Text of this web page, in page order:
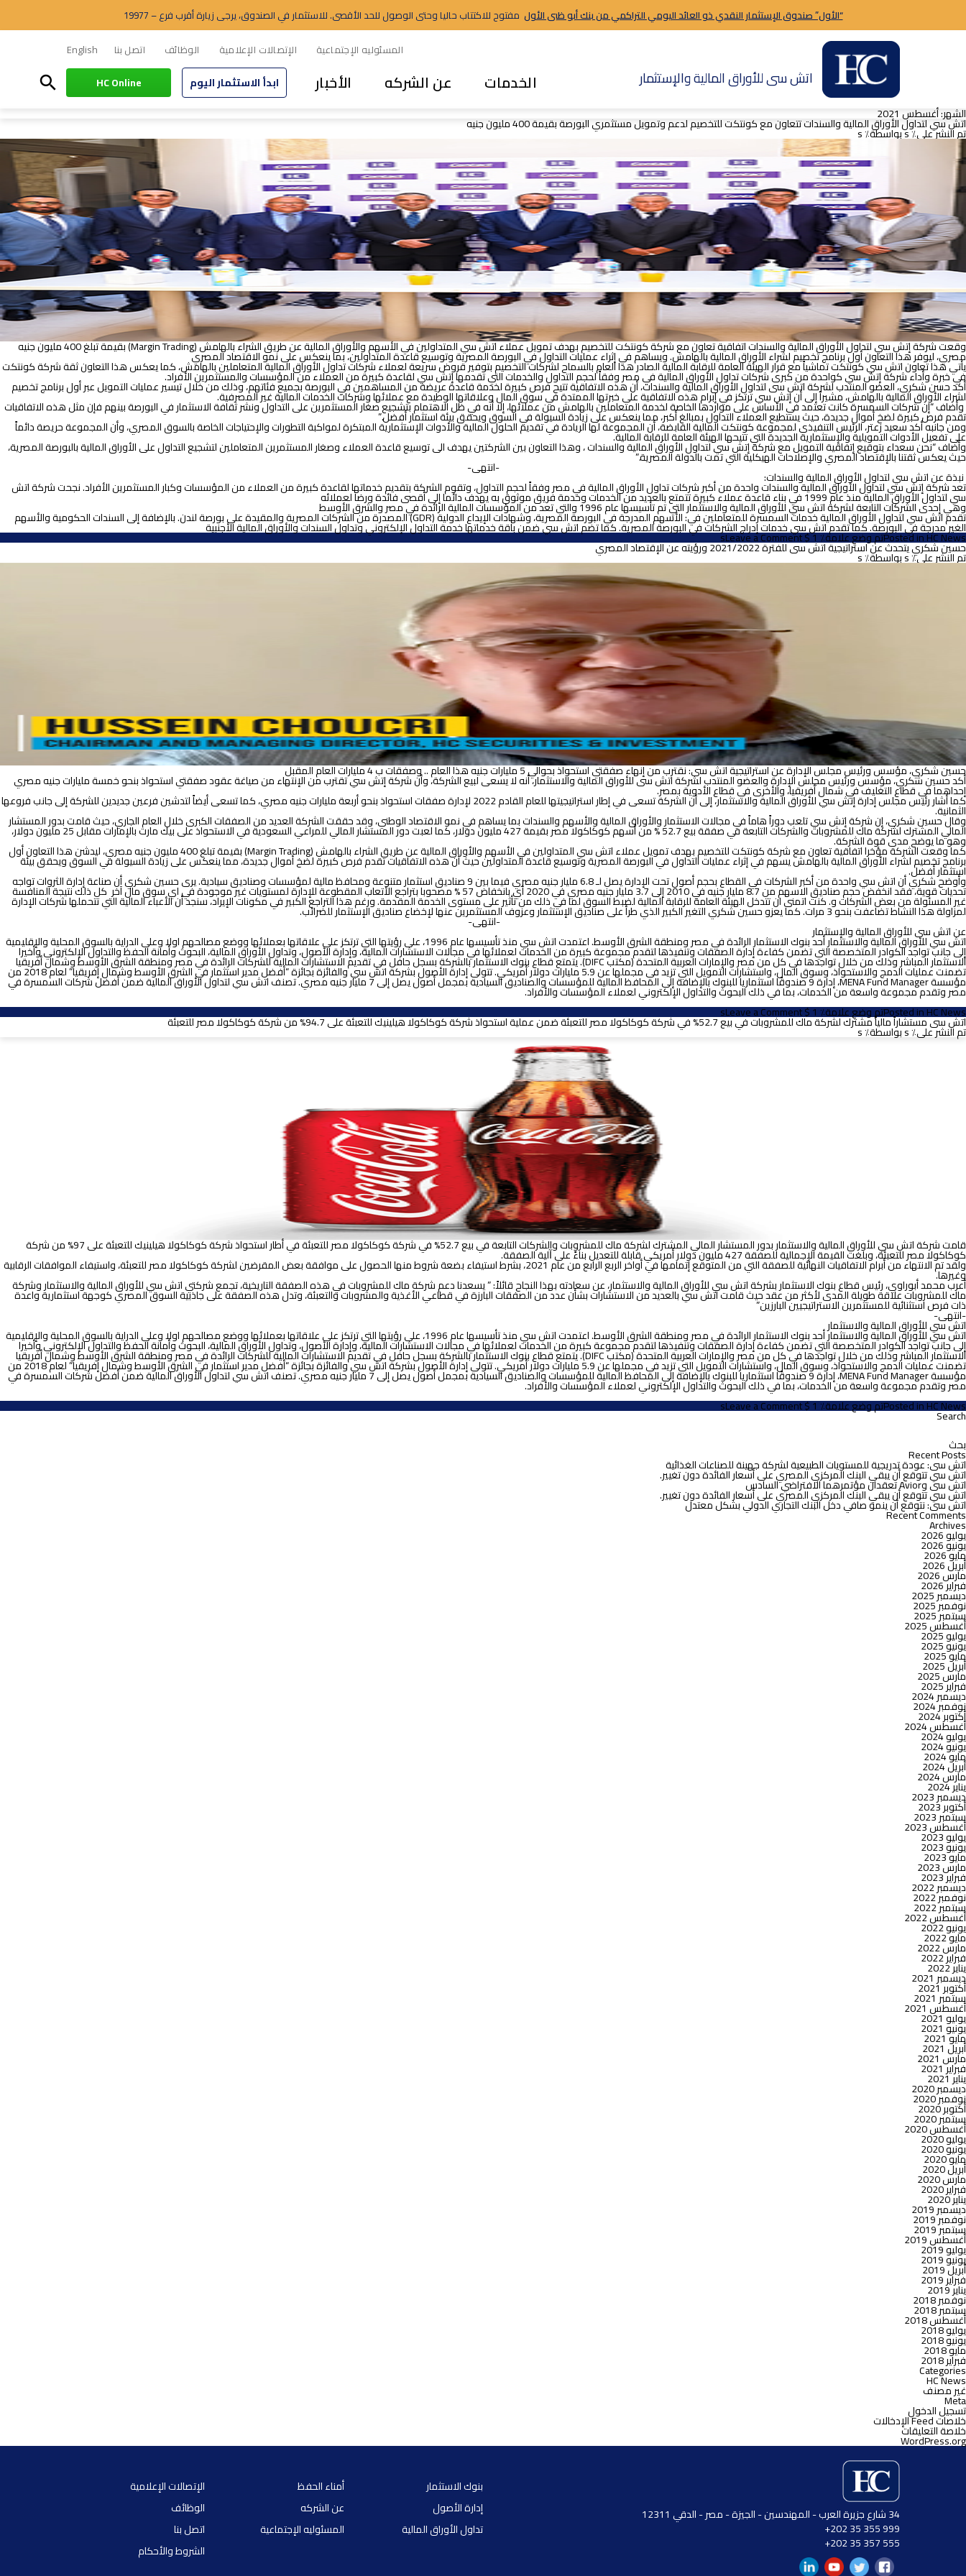
“الأول” صندوق الإستثمار النقدي ذو العائد اليومي التراكمي من بنك أبو ظبى الأول مفتوح للاكتتاب حاليا وحتى الوصول للحد الأقصى. للاستثمار في الصندوق، يرجى زيارة أقرب فرع – 19977
اتش سى للأوراق المالية والإستثمار
المسئوليه الإجتماعية الإتصالات الإعلامية الوظائف اتصل بنا English
الخدمات عن الشركه الأخبار ابدأ الاستثمار اليوم HC Online
search
الشهر:أغسطس 2021
اتش سي لتداول الأوراق المالية والسندات تتعاون مع كونتكت للتخصيم لدعم وتمويل مستثمري البورصة بقيمة 400 مليون جنيه
تم النشر على٪ s بواسطة٪ s
وقعت شركة إتش سي لتداول الأوراق المالية والسندات اتفاقية تعاون مع شركة كونتكت للتخصيم بهدف تمويل عملاء اتش سي المتداولين في الأسهم والأوراق المالية عن طريق الشراء بالهامش (Margin Trading) بقيمة تبلغ 400 مليون جنيه
مصري، ليوفر هذا التعاون أول برنامج تخصيم لشراء الأوراق المالية بالهامش. ويساهم في إثراء عمليات التداول في البورصة المصرية وتوسيع قاعدة المتداولين، بما ينعكس على نمو الاقتصاد المصري
يأتي هذا تعاون اتش سي كونتكت تماشياً مع قرار الهيئة العامة للرقابة المالية الصادر هذا العام بالسماح لشركات التخصيم بتوفير قروض سريعة لعملاء شركات تداول الأوراق المالية المتعاملين بالهامش، كما يعكس هذا التعاون ثقة شركة كونتكت
في خبرة وأداء شركة إتش سي كواحدة من كبرى شركات تداول الأوراق المالية في مصر وفقاً لحجم التداول والخدمات التي تقدمها إتش سي لقاعدة كبيرة من العملاء من المؤسسات والمستثمرين الأفراد.
أكد حسن شكري، العضو المنتدب لشركة اتش سى لتداول الأوراق المالية والسندات، أن هذه الاتفاقية تتيح فرص كبيرة لخدمة قاعدة عريضة من المساهمين في البورصة بجميع فئاتهم، وذلك من خلال تيسير عمليات التمويل عبر أول برنامج تخصيم
لشراء الأوراق المالية بالهامش، مشيراً إلى أن إتش سي ترتكز في إبرام هذه الاتفاقية على خبرتها الممتدة في سوق المال وعلاقاتها الوطيدة مع عملائها وشركات الخدمات المالية غير المصرفية.
وأضاف “إن شركات السمسرة كانت تعتمد في الأساس على مواردها الخاصة لخدمة المتعاملين بالهامش من عملائها، إلا أنه في ظل الاهتمام بتشجيع صغار المستثمرين على التداول ونشر ثقافة الاستثمار في البورصة بينهم فإن مثل هذه الاتفاقيات
تقدم فرص كبيرة لضخ أموال جديدة، حيث يستطيع العملاء التداول بمبالغ أكبر، مما ينعكس على زيادة السيولة في السوق ويحقق بيئة استثمار أفضل.”
ومن جانبه أكد سعيد زعتر، الرئيس التنفيذي لمجموعة كونتكت المالية القابضة، أن المجموعة لها الريادة في تقديم الحلول المالية والأدوات الإستثمارية المبتكرة لمواكبة التطورات والإحتياجات الخاصة بالسوق المصري، وأن المجموعة حريصة دائماً
على تفعيل الأدوات التمويلية والإستثمارية الجديدة التي تتيحها الهيئة العامة للرقابة المالية.
وأضاف “نحن سعداء بتوقيع إتفاقية التمويل مع شركة إتش سي لتداول الأوراق المالية والسندات ، وهذا التعاون بين الشركتين يهدف الى توسيع قاعدة العملاء وصغار المستثمرين المتعاملين لتشجيع التداول على الأوراق المالية بالبورصة المصرية،
حيث يعكس ثقتنا بالإقتصاد المصري والإصلاحات الهيكلية التي تمت بالدولة المصرية.”
-انتهى-
نبذة عن اتش سي لتداول الأوراق الماليةوالسندات:
تعد شركة إتش سي لتداول الأوراق المالية والسندات واحدة من أكبر شركات تداول الأوراق المالية في مصر وفقاً لحجم التداول، وتقوم الشركة بتقديم خدماتها لقاعدة كبيرة من العملاء من المؤسسات وكبار المستثمرين الأفراد. نجحت شركة اتش
سي لتداول الأوراق المالية منذ عام 1999 في بناء قاعدة عملاء كبيرة تتمتع بالعديد من الخدمات وخدمة فريق موثوق به يهدف دائما إلى أقصى فائدة ورضا لعملائه
وهي إحدى الشركات التابعة لشركة اتش سي للأوراق المالية والاستثمار التي تم تأسيسها عام 1996 والتي تعد من المؤسسات المالية الرائدة في مصر والشرق الأوسط
تقدم اتش سي لتداول الأوراق المالية خدمات السمسرة للمتعاملين في: الأسهم المدرجة في البورصة المصرية، وشهادات الإيداع الدولية (GDR) المصدرة من الشركات المصرية والمقيدة على بورصة لندن. بالإضافة إلى السندات الحكومية والأسهم
الغير مدرجة في البورصة. كما تقدم اتش سي خدمات إدراج الشركات في البورصة المصرية. كما تضم اتش سي ضمن باقة خدماتها خدمة التداول الإلكتروني وتداول السندات والأوراق المالية الأجنبية
Posted inHC News تم وضع علامة٪ 1 $ s Leave a Comment
on
اتش
سي
لتداول
المالية
والسندات
مع
كونتكت
للتخصيم
لدعم
وتمويل
مستثمري
البورصة
بقيمة
400
جنيه
حسين شكري يتحدث عن استراتيجية اتش سى للفترة 2021/2022 ورؤيته عن الإقتصاد المصري
تم النشر على٪ s بواسطة٪ s
حسين شكري، مؤسس ورئيس مجلس الإدارة عن استراتيجية اتش سى: نقترب من إنهاء صفقتي استحواذ بحوالي 5 مليارات جنيه هذا العام .. وصفقات ب 4 مليارات العام المقبل
أكد حسين شكري، مؤسس ورئيس مجلس الإدارة والعضو المنتدب لشركة اتش سى للأوراق المالية والاستثمار، أنه لا يسعى لبيع الشركة، وأن شركة إتش سي تقترب من الإنتهاء من صياغة عقود صفقتي استحواذ بنحو خمسة مليارات جنيه مصري
إحداهما في قطاع التغليف في شمال أفريقيا، والأخرى في قطاع الأدوية بمصر.
كما أشار رئيس مجلس إدارة إتش سي للأوراق المالية والاستثمار، إلى أن الشركة تسعى في إطار استراتيجيتها للعام القادم 2022 لإدارة صفقات استحواذ بنحو أربعة مليارات جنيه مصري، كما تسعى أيضاً لتدشين فرعين جديدين للشركة إلى جانب فروعها
الثمانية.
وقال حسين شكري، إن شركة إتش سي تلعب دوراً هاماً في مجالات الاستثمار والأوراق المالية والأسهم والسندات بما يساهم في نمو الاقتصاد الوطني، وقد حققت الشركة العديد من الصفقات الكبرى خلال العام الجاري، حيث قامت بدور المستشار
المالي المشترك لشركة ماك للمشروبات والشركات التابعة في صفقة بيع 52.7 % من أسهم كوكاكولا مصر بقيمة 427 مليون دولار، كما لعبت دور المستشار المالي للمراعي السعودية في الاستحواذ على بيك مارت بالإمارات مقابل 25 مليون دولار،
وهو ما يوضح مدى قوة الشركة.
كما وقعت الشركة مؤخرا اتفاقية تعاون مع شركة كونتكت للتخصيم بهدف تمويل عملاء اتش سي المتداولين في الأسهم والأوراق المالية عن طريق الشراء بالهامش (Margin Trading) بقيمة تبلغ 400 مليون جنيه مصري، ليدشن هذا التعاون أول
برنامج تخصيم لشراء الأوراق المالية بالهامش يسهم في إثراء عمليات التداول في البورصة المصرية وتوسيع قاعدة المتداولين حيث أن هذه الاتفاقيات تقدم فرص كبيرة لضخ أموال جديدة، مما ينعكس على زيادة السيولة في السوق ويحقق بيئة
استثمار أفضل.
وأوضح شكري أن اتش سي واحدة من أكبر الشركات في القطاع بحجم أصول تحت الإدارة يصل لـ 6.8 مليار جنيه مصري فيما بين 9 صناديق استثمار متنوعة ومحافظ مالية لمؤسسات وصناديق سيادية. يرى حسين شكري أن صناعة إدارة الثروات تواجه
تحديات قوية، فقد انخفض حجم صناديق الاسهم من 8.7 مليار جنيه في 2010 إلى 3.7 مليار جنيه مصري في 2020 أي بانخفاض 57 % مصحوبا بتراجع الأتعاب المقطوعة للإدارة لمستويات غير موجودة في اي سوق مال آخر كل ذلك نتيجة المنافسة
غير المسئولة من بعض الشركات و. كنت اتمنى ان تتدخل الهيئة العامة للرقابة المالية لضبط السوق لما في ذلك من تأثير على مستوى الخدمة المقدمة. ورغم هذا التراجع الكبير في مكونات الإيراد، سنجد أن الأعباء المالية التي تتحملها شركات الإدارة
لمزاولة هذا النشاط تضاعفت بنحو 3 مرات. كما يعزو حسين شكري التغير الكبير الذي طرأ على صناديق الإستثمار وعزوف المستثمرين عنها لإخضاع صناديق الإستثمار للضرائب.
-انتهى-
عن اتش سى للأوراق المالية والإستثمار
اتش سي للأوراق المالية والاستثمار أحد بنوك الاستثمار الرائدة في مصر ومنطقة الشرق الأوسط. اعتمدت اتش سي منذ تأسيسها عام 1996، على رؤيتها التي ترتكز على علاقاتها بعملائها ووضع مصالحهم اولا وعلى الدراية بالسوق المحلية والإقليمية
إلى جانب تواجد الكوادر المتخصصة التي تضمن كفاءة إدارة الصفقات وتنفيذها لتقدم مجموعة كبيرة من الخدمات لعملائها في مجالات الاستشارات المالية، وإدارة الأصول، وتداول الأوراق المالية، البحوث وأمانة الحفظ والتداول الإلكتروني وأخيرا
الاستثمار المباشر وذلك من خلال تواجدها في كل من مصر والإمارات العربية المتحدة (مكتب DIFC). يتمتع قطاع بنوك الاستثمار بالشركة بسجل حافل في تقديم الاستشارات المالية للشركات الرائدة في مصر ومنطقة الشرق الأوسط وشمال أفريقيا
تضمنت عمليات الدمج والاستحواذ، وسوق المال، واستشارات التمويل التي تزيد في مجملها عن 5.9 مليارات دولار أمريكي. تتولى إدارة الأصول بشركة اتش سي والفائزة بجائزة “أفضل مدير استثمار في الشرق الأوسط وشمال إفريقيا” لعام 2018 من
مؤسسة MENA Fund Manager، إدارة 9 صندوقًا استثماريا للبنوك بالإضافة إلى المحافظ المالية للمؤسسات والصناديق السيادية بمجمل أصول يصل إلى 7 مليار جنيه مصري. تصنف اتش سي لتداول الأوراق المالية ضمن أفضل شركات السمسرة في
مصر وتقدم مجموعة واسعة من الخدمات، بما في ذلك البحوث والتداول الإلكتروني لعملاء المؤسسات والأفراد.
Posted inHC News تم وضع علامة٪ 1 $ s Leave a Comment
on
حسين
شكرياتش سى مستشاراً مالياً مشترك لشركة ماك للمشروبات في بيع 52.7% في شركة كوكاكولا مصر للتعبئة ضمن عملية استحواذ شركة كوكاكولا هيلينيك للتعبئة على 94.7% من شركة كوكاكولا مصر للتعبئة
تم النشر على٪ s بواسطة٪ s
قامت شركة اتش سي للأوراق المالية والاستثمار بدور المستشار المالي المشترك لشركة ماك للمشروبات والشركات التابعة في بيع 52.7% في شركة كوكاكولا مصر للتعبئة في أطار استحواذ شركة كوكاكولا هيلينيك للتعبئة على 97% من شركة
كوكاكولا مصر للتعبئة، وبلغت القيمة الإجمالية للصفقة427مليون دولار أمريكي قابلة للتعديل بناءً على ﺁلية الصفقة.
ولقد تم الانتهاء من أبرام الاتفاقيات النهائية للصفقة التي من المتوقع إتمامها في أواخر الربع الرابع من عام 2021، بشرط استيفاء بضعة شروط منها الحصول على موافقة بعض المقرضين لشركة كوكاكولا مصر للتعبئة، واستيفاء الموافقات الرقابية
وغيرها.
أعرب محمد أبوراوي، رئيس قطاع بنوك الاستثمار بشركة اتش سي للأوراق المالية والاستثمار، عن سعادته بهذا النجاح قائلاً: ” يسعدنا دعم شركة ماك للمشروبات في هذه الصفقة التاريخية، تجمع شركتي اتش سي للأوراق المالية والاستثمار وشركة
ماك للمشروبات علاقة طويلة المدى لأكثر من عقد حيث قامت اتش سي بالعديد من الاستشارات بشأن عدد من الصفقات البارزة في قطاعي الأغذية والمشروبات والتعبئة، وتدل هذه الصفقة على جاذبية السوق المصري كوجهة استثمارية واعدة
ذات فرص استثنائية للمستثمرين الاستراتيجيين البارزين”
-انتهى-
اتش سي للأوراق المالية والاستثمار
اتش سي للأوراق المالية والاستثمار أحد بنوك الاستثمار الرائدة في مصر ومنطقة الشرق الأوسط. اعتمدت اتش سي منذ تأسيسها عام 1996، على رؤيتها التي ترتكز على علاقاتها بعملائها ووضع مصالحهم اولا وعلى الدراية بالسوق المحلية والإقليمية
إلى جانب تواجد الكوادر المتخصصة التي تضمن كفاءة إدارة الصفقات وتنفيذها لتقدم مجموعة كبيرة من الخدمات لعملائها في مجالات الاستشارات المالية، وإدارة الأصول، وتداول الأوراق المالية، البحوث وأمانة الحفظ والتداول الإلكتروني وأخيرا
الاستثمار المباشر وذلك من خلال تواجدها في كل من مصر والإمارات العربية المتحدة (مكتب DIFC). يتمتع قطاع بنوك الاستثمار بالشركة بسجل حافل في تقديم الاستشارات المالية للشركات الرائدة في مصر ومنطقة الشرق الأوسط وشمال أفريقيا
تضمنت عمليات الدمج والاستحواذ، وسوق المال، واستشارات التمويل التي تزيد في مجملها عن 5.9 مليارات دولار أمريكي. تتولى إدارة الأصول بشركة اتش سي والفائزة بجائزة “أفضل مدير استثمار في الشرق الأوسط وشمال إفريقيا” لعام 2018 من
مؤسسة MENA Fund Manager، إدارة 9 صندوقًا استثماريا للبنوك بالإضافة إلى المحافظ المالية للمؤسسات والصناديق السيادية بمجمل أصول يصل إلى 7 مليار جنيه مصري. تصنف اتش سي لتداول الأوراق المالية ضمن أفضل شركات السمسرة في
مصر وتقدم مجموعة واسعة من الخدمات، بما في ذلك البحوث والتداول الإلكتروني لعملاء المؤسسات والأفراد.
Posted inHC News تم وضع علامة٪ 1 $ s Leave a Comment
on
اتش
لشركة
ماك
للمشروبات
في
بيع
Search
البحث
Recent Posts
اتش سى: عودة تدريجية للمستويات الطبيعية لشركة جهينة للصناعات الغذائية
اتش سي تتوقع أن يبقي البنك المركزي المصري على أسعار الفائدة دون تغيير.
اتش سى وAvior تعقدان مؤتمرهما الافتراضي السادس
اتش سي تتوقع أن يبقي البنك المركزي المصري على أسعار الفائدة دون تغيير.
اتش سى: نتوقع أن ينمو صافي دخل البنك التجاري الدولي بشكل معتدل
Recent Comments
Archives
يوليو 2026
يونيو 2026
مايو 2026
أبريل 2026
مارس 2026
فبراير 2026
ديسمبر 2025
نوفمبر 2025
سبتمبر 2025
أغسطس 2025
يوليو 2025
يونيو 2025
مايو 2025
أبريل 2025
مارس 2025
فبراير 2025
ديسمبر 2024
نوفمبر 2024
أكتوبر 2024
أغسطس 2024
يوليو 2024
يونيو 2024
مايو 2024
أبريل 2024
مارس 2024
يناير 2024
ديسمبر 2023
أكتوبر 2023
سبتمبر 2023
أغسطس 2023
يوليو 2023
يونيو 2023
مايو 2023
مارس 2023
فبراير 2023
ديسمبر 2022
نوفمبر 2022
سبتمبر 2022
أغسطس 2022
يونيو 2022
مايو 2022
مارس 2022
فبراير 2022
يناير 2022
ديسمبر 2021
أكتوبر 2021
سبتمبر 2021
أغسطس 2021
يوليو 2021
يونيو 2021
مايو 2021
أبريل 2021
مارس 2021
فبراير 2021
يناير 2021
ديسمبر 2020
نوفمبر 2020
أكتوبر 2020
سبتمبر 2020
أغسطس 2020
يوليو 2020
يونيو 2020
مايو 2020
أبريل 2020
مارس 2020
فبراير 2020
يناير 2020
ديسمبر 2019
نوفمبر 2019
سبتمبر 2019
أغسطس 2019
يوليو 2019
يونيو 2019
أبريل 2019
فبراير 2019
يناير 2019
نوفمبر 2018
سبتمبر 2018
أغسطس 2018
يوليو 2018
يونيو 2018
مايو 2018
فبراير 2018
Categories
HC News
غير مصنف
Meta
تسجيل الدخول
خلاصات Feed الإدخالات
خلاصة التعليقات
WordPress.org
34 شارع جزيرة العرب - المهندسين - الجيزة - مصر - الدقي 12311
999 355 35 202+
555 357 35 202+
بنوك الاستثمار
إدارة الأصول
تداول الأوراق المالية
أمناء الحفظ
عن الشركه
المسئوليه الإجتماعية
الإتصالات الإعلامية
الوظائف
اتصل بنا
الشروط والأحكام